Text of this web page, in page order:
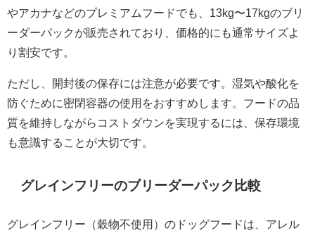
やアカナなどのプレミアムフードでも、13kg〜17kgのブリ
ーダーパックが販売されており、価格的にも通常サイズよ
り割安です。
ただし、開封後の保存には注意が必要です。湿気や酸化を
防ぐために密閉容器の使用をおすすめします。フードの品
質を維持しながらコストダウンを実現するには、保存環境
も意識することが大切です。
グレインフリーのブリーダーパック比較
グレインフリー（穀物不使用）のドッグフードは、アレル